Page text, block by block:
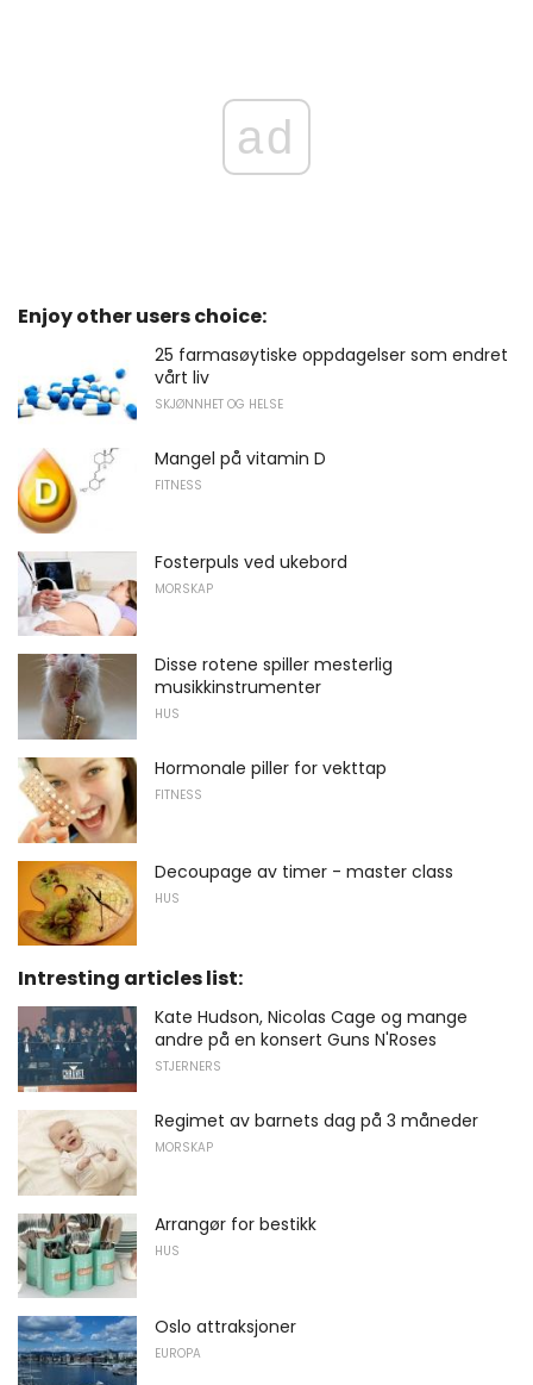
ad
Enjoy other users choice:
25 farmasøytiske oppdagelser som endret
vårt liv
SKJØNNHET OG HELSE
Mangel på vitamin D
FITNESS
Fosterpuls ved ukebord
MORSKAP
Disse rotene spiller mesterlig
musikkinstrumenter
HUS
Hormonale piller for vekttap
FITNESS
Decoupage av timer - master class
HUS
Intresting articles list:
Kate Hudson, Nicolas Cage og mange
andre på en konsert Guns N'Roses
STJERNERS
Regimet av barnets dag på 3 måneder
MORSKAP
Arrangør for bestikk
HUS
Oslo attraksjoner
EUROPA